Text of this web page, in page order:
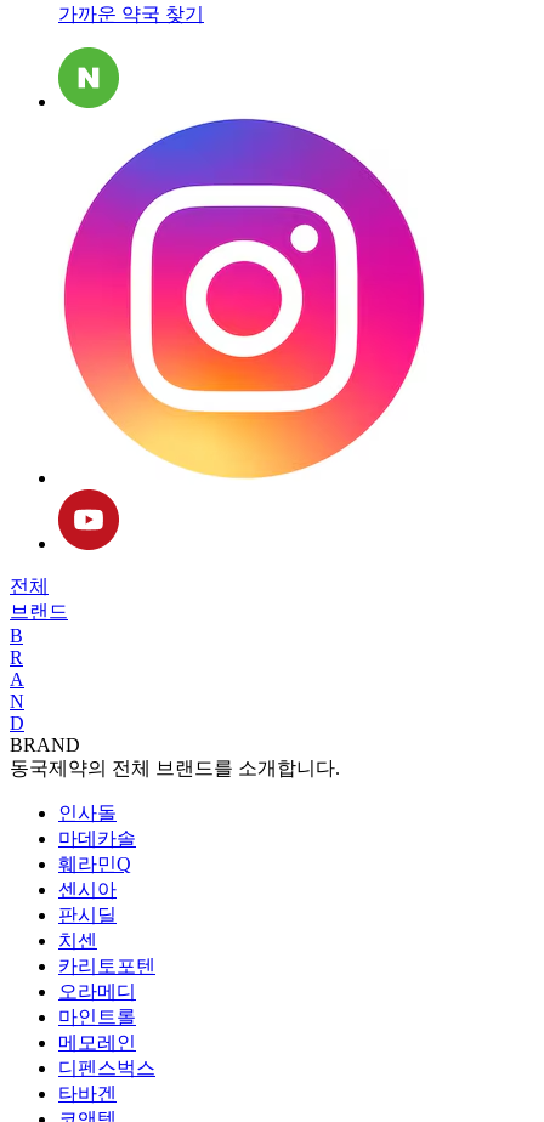
가까운 약국 찾기
전체
브랜드
B
R
A
N
D
BRAND
동국제약의 전체 브랜드를 소개합니다.
인사돌
마데카솔
훼라민Q
센시아
판시딜
치센
카리토포텐
오라메디
마인트롤
메모레인
디펜스벅스
타바겐